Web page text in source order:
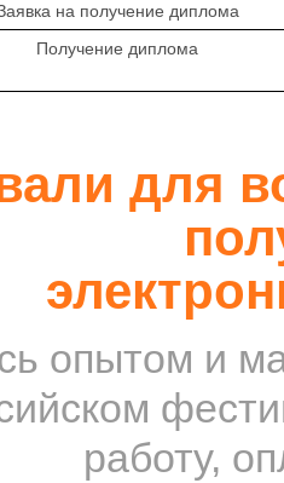
на получение диплома
Получение диплома
для
опытом и
работу,